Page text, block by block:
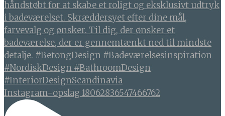
Instagram-opslag 18062836547466762